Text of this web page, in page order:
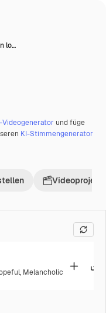
lo…
Videogenerator und füge
KI-Stimmengenerator
Videoprojekt
, Melancholic